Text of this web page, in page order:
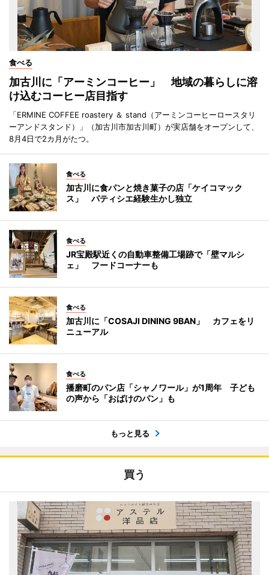
食べる
加古川に「アーミンコーヒー」 地域の暮らしに溶
け込むコーヒー店目指す
「ERMINE COFFEE roastery ＆ stand（アーミンコーヒーロースタリ
ーアンドスタンド）」（加古川市加古川町）が実店舗をオープンして、
8月4日で2カ月がたつ。
食べる
加古川に食パンと焼き菓子の店「ケイコマック
ス」 パティシエ経験生かし独立
食べる
JR宝殿駅近くの自動車整備工場跡で「壁マルシ
ェ」 フードコーナーも
食べる
加古川に「COSAJI DINING 9BAN」 カフェをリ
ニューアル
食べる
播磨町のパン店「シャノワール」が1周年 子ども
の声から「おばけのパン」も
もっと見る
買う